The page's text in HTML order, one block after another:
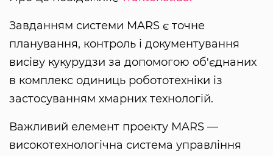
Завданням системи MARS є точне
планування, контроль і документування
висіву кукурудзи за допомогою об'єднаних
в комплекс одиниць робототехніки із
застосуванням хмарних технологій.
Важливий елемент проекту MARS —
високотехнологічна система управління